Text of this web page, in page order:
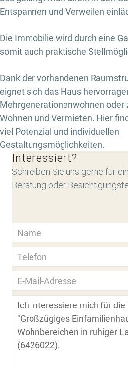
Entspannen und Verweilen
Die Immobilie wird durch eine
somit auch praktische
Dank der vorhandenen
eignet sich das Haus
Mehrgenerationenwohnen oder
Wohnen und Vermieten. Hier
viel Potenzial und individuellen
Gestaltungsmöglichkeiten.
Interessiert?
Schreiben Sie uns gerne für
Beratung oder